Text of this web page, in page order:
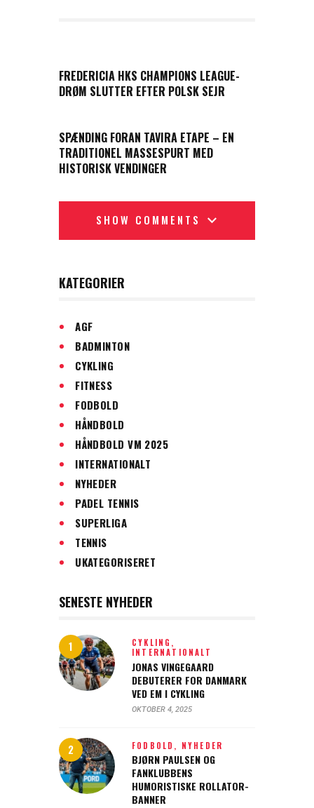
FREDERICIA HKS CHAMPIONS LEAGUE-
DRØM SLUTTER EFTER POLSK SEJR
SPÆNDING FORAN TAVIRA ETAPE – EN
TRADITIONEL MASSESPURT MED
HISTORISK VENDINGER
SHOW COMMENTS
KATEGORIER
AGF
BADMINTON
CYKLING
FITNESS
FODBOLD
HÅNDBOLD
HÅNDBOLD VM 2025
INTERNATIONALT
NYHEDER
PADEL TENNIS
SUPERLIGA
TENNIS
UKATEGORISERET
SENESTE NYHEDER
CYKLING,
INTERNATIONALT
JONAS VINGEGAARD
DEBUTERER FOR DANMARK
VED EM I CYKLING
OKTOBER 4, 2025
FODBOLD, NYHEDER
BJØRN PAULSEN OG
FANKLUBBENS
HUMORISTISKE ROLLATOR-
BANNER